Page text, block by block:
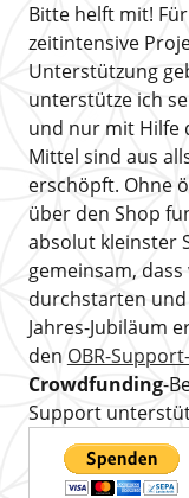
Bitte helft mit!
zeitintensive
Unterstützung
unterstütze ich
und nur mit Hilfe
Mittel sind aus
erschöpft. Ohne
über den Shop
absolut kleinster
gemeinsam,
durchstarten
Jahres-Jubiläum
den OBR-
Crowdfunding-
Support